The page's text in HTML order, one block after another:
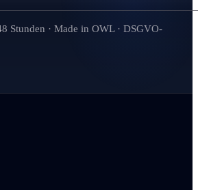
Stunden · Made in OWL · DSGVO-